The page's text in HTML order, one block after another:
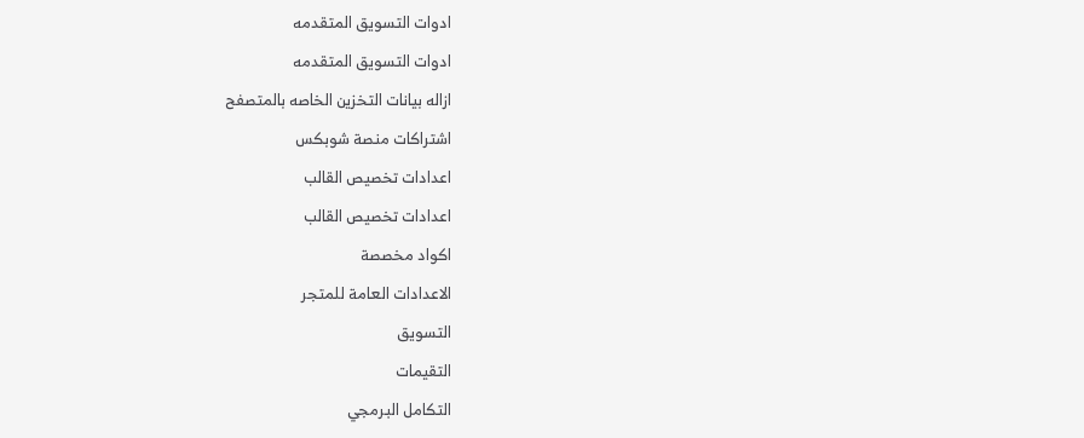
ادوات التسويق المتقدمه
ادوات التسويق المتقدمه
ازاله بيانات التخزين الخاصه بالمتصفح
اشتراكات منصة شوبكس
اعدادات تخصيص القالب
اعدادات تخصيص القالب
اكواد مخصصة
الاعدادات العامة للمتجر
التسويق
التقيمات
التكامل البرمجي